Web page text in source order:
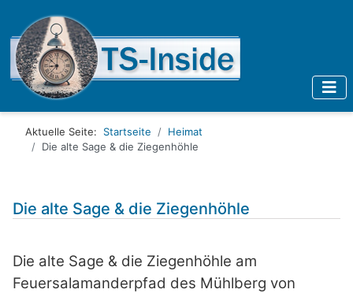
Aktuelle Seite: Startseite
Heimat
Die alte Sage & die Ziegenhöhle
Die alte Sage & die Ziegenhöhle
Die alte Sage & die Ziegenhöhle am
Feuersalamanderpfad des Mühlberg von